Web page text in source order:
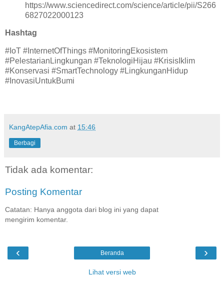
https://www.sciencedirect.com/science/article/pii/S266
6827022000123
Hashtag
#IoT #InternetOfThings #MonitoringEkosistem
#PelestarianLingkungan #TeknologiHijau #KrisisIklim
#Konservasi #SmartTechnology #LingkunganHidup
#InovasiUntukBumi
KangAtepAfia.com at 15:46
Berbagi
Tidak ada komentar:
Posting Komentar
Catatan: Hanya anggota dari blog ini yang dapat
mengirim komentar.
‹ ›
Beranda
Lihat versi web